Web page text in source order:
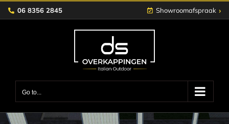
Skip
to
06 8356 2845 Showroomafspraak ›
Go to...